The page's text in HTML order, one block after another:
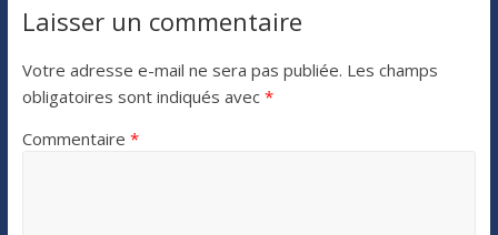
Laisser un commentaire
Votre adresse e-mail ne sera pas publiée. Les champs
obligatoires sont indiqués avec *
Commentaire *